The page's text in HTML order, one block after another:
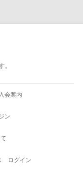
会案内
ン
ログイン